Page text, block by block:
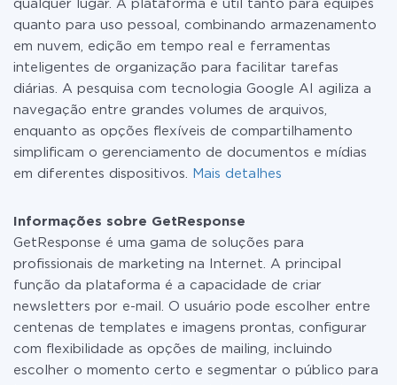
qualquer lugar. A plataforma é útil tanto para equipes
quanto para uso pessoal, combinando armazenamento
em nuvem, edição em tempo real e ferramentas
inteligentes de organização para facilitar tarefas
diárias. A pesquisa com tecnologia Google AI agiliza a
navegação entre grandes volumes de arquivos,
enquanto as opções flexíveis de compartilhamento
simplificam o gerenciamento de documentos e mídias
em diferentes dispositivos.
Mais detalhes
Informações sobre GetResponse
GetResponse é uma gama de soluções para
profissionais de marketing na Internet. A principal
função da plataforma é a capacidade de criar
newsletters por e-mail. O usuário pode escolher entre
centenas de templates e imagens prontas, configurar
com flexibilidade as opções de mailing, incluindo
escolher o momento certo e segmentar o público para